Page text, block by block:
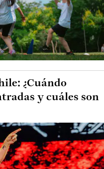
¿Cuándo
y cuáles son